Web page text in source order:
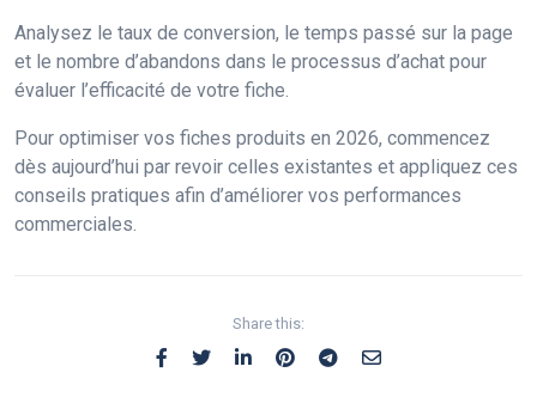
Analysez le taux de conversion, le temps passé sur la page
et le nombre d’abandons dans le processus d’achat pour
évaluer l’efficacité de votre fiche.
Pour optimiser vos fiches produits en 2026, commencez
dès aujourd’hui par revoir celles existantes et appliquez ces
conseils pratiques afin d’améliorer vos performances
commerciales.
Share this: